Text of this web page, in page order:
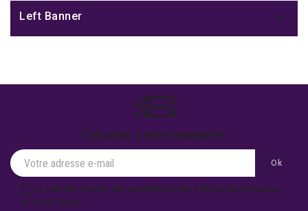
Left Banner 
S'abonner à notre newsletter
Je souhaite recevoir des actualités ou des offres promotionnelles
de la part d'ECP.